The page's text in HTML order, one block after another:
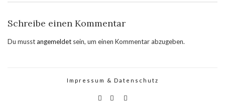
Schreibe einen Kommentar
Du musstangemeldet sein, um einen Kommentar abzugeben.
Impressum & Datenschutz